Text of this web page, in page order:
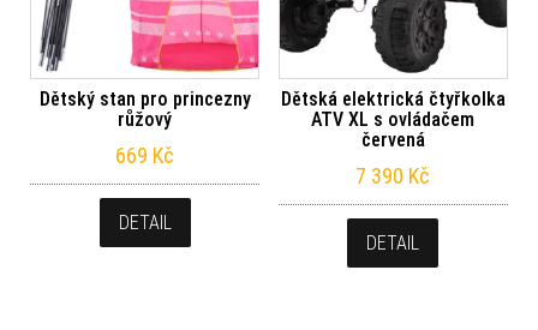
Dětský stan pro princezny
růžový
669 Kč
DETAIL
Dětská elektrická čtyřkolka
ATV XL s ovládačem
červená
7 390 Kč
DETAIL